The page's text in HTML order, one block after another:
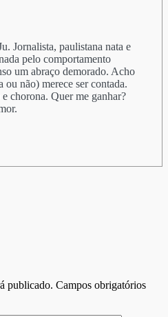
Jornalista, paulistana nata e
pelo comportamento
um abraço demorado. Acho
ou não) merece ser contada.
chorona. Quer me ganhar?
publicado. Campos obrigatórios